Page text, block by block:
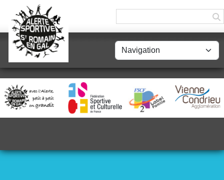
Panneau de gestion des cookies